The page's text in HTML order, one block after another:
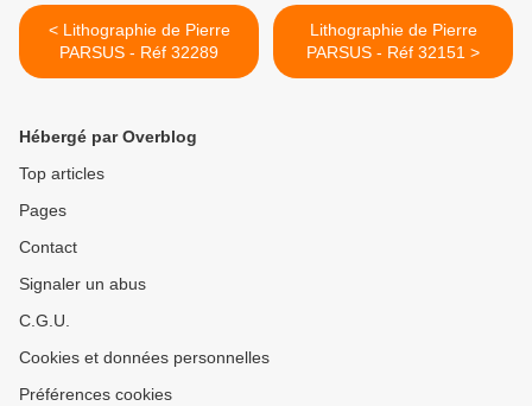
< Lithographie de Pierre
PARSUS - Réf 32289
Lithographie de Pierre
PARSUS - Réf 32151 >
Hébergé par Overblog
Top articles
Pages
Contact
Signaler un abus
C.G.U.
Cookies et données personnelles
Préférences cookies